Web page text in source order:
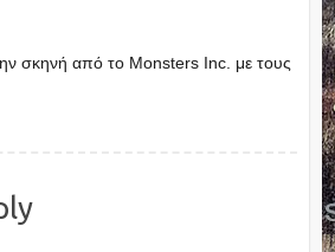
σκηνή από το Monsters Inc. με τους